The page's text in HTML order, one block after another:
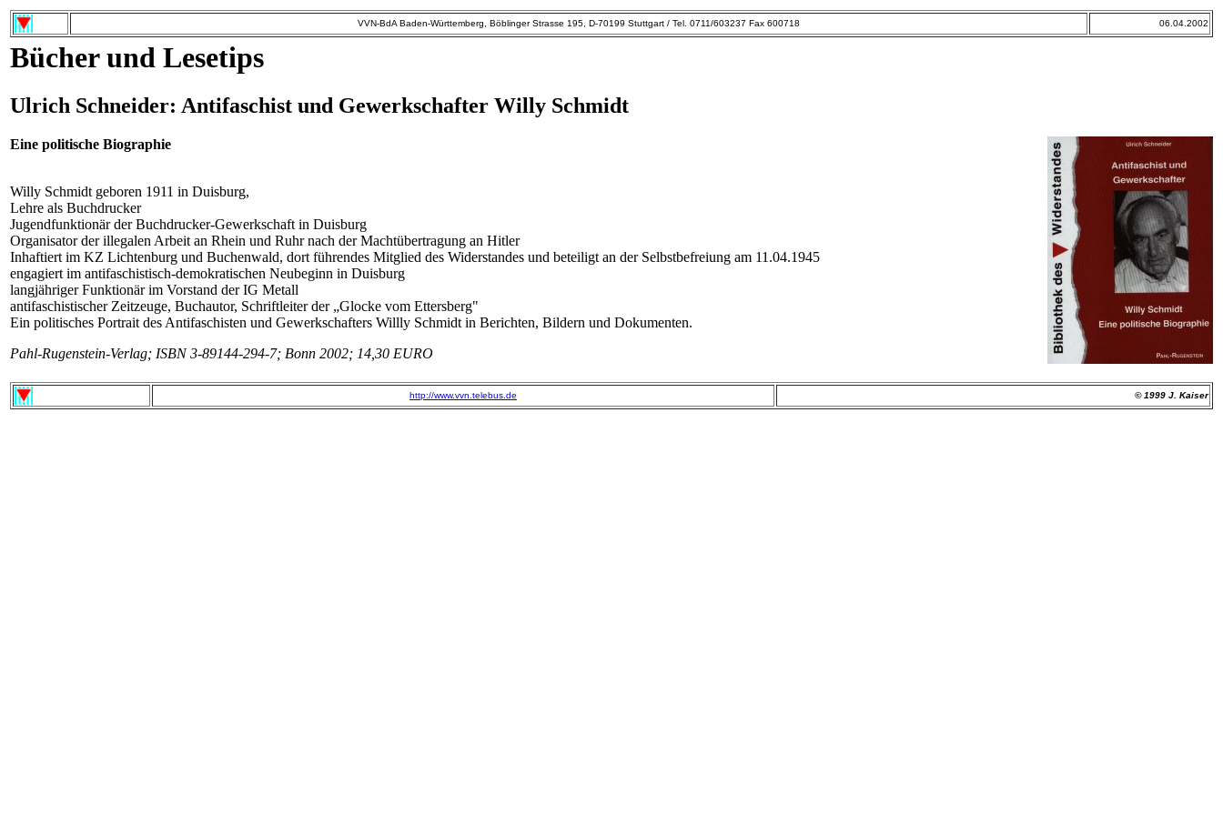
VVN-BdA Baden-Württemberg, Böblinger Strasse 195, D-70199 Stuttgart / Tel. 0711/603237 Fax 600718 06.04.2002
Bücher und Lesetips
Ulrich Schneider: Antifaschist und Gewerkschafter Willy Schmidt
Eine politische Biographie
Willy Schmidt geboren 1911 in Duisburg,
Lehre als Buchdrucker
Jugendfunktionär der Buchdrucker-Gewerkschaft in Duisburg
Organisator der illegalen Arbeit an Rhein und Ruhr nach der Machtübertragung an Hitler
Inhaftiert im KZ Lichtenburg und Buchenwald, dort führendes Mitglied des Widerstandes und beteiligt an der Selbstbefreiung am 11.04.1945
engagiert im antifaschistisch-demokratischen Neubeginn in Duisburg
langjähriger Funktionär im Vorstand der IG Metall
antifaschistischer Zeitzeuge, Buchautor, Schriftleiter der „Glocke vom Ettersberg"
Ein politisches Portrait des Antifaschisten und Gewerkschafters Willly Schmidt in Berichten, Bildern und Dokumenten.
Pahl-Rugenstein-Verlag; ISBN 3-89144-294-7; Bonn 2002; 14,30 EURO
http://www.vvn.telebus.de © 1999 J. Kaiser